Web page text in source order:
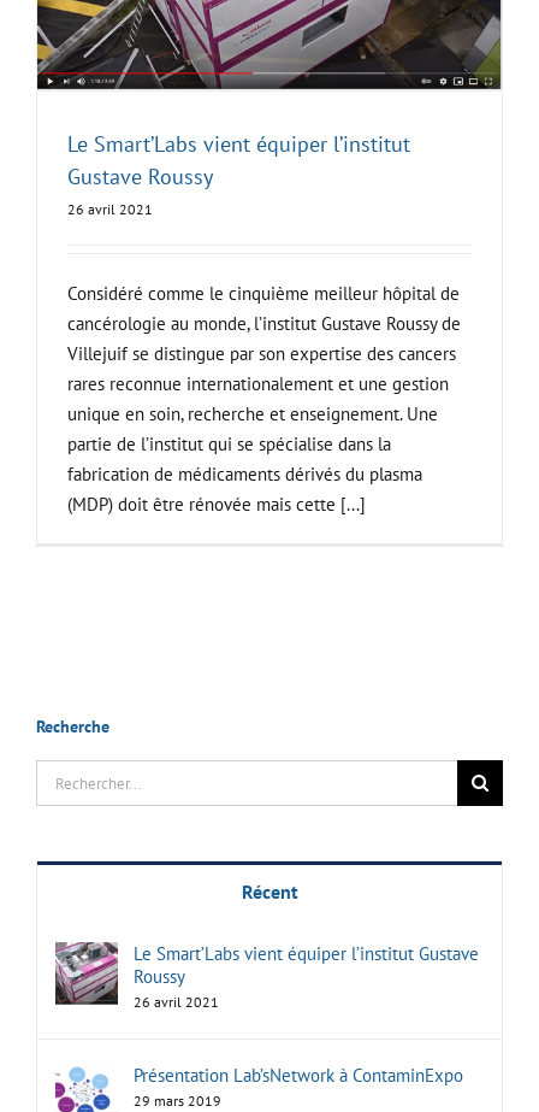
Le Smart’Labs vient équiper l’institut
Gustave Roussy
26 avril 2021
Considéré comme le cinquième meilleur hôpital de
cancérologie au monde, l’institut Gustave Roussy de
Villejuif se distingue par son expertise des cancers
rares reconnue internationalement et une gestion
unique en soin, recherche et enseignement. Une
partie de l’institut qui se spécialise dans la
fabrication de médicaments dérivés du plasma
(MDP) doit être rénovée mais cette [...]
Recherche
Rechercher:
Récent
Le Smart’Labs vient équiper l’institut Gustave
Roussy
26 avril 2021
Présentation Lab’sNetwork à ContaminExpo
29 mars 2019